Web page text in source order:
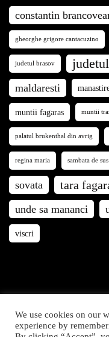
constantin
gheorghe grigore cantacuzino
judetul brasov
maldaresti
muntii fagaras muntii
palatul brukenthal din avrig
regina maria sambata de sus
sovata tara
unde sa mananci
viscri
Călători prin
We use cookies on our
experience by